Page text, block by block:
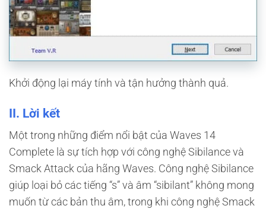
Khởi động lại máy tính và tận hưởng thành quả.
II. Lời kết
Một trong những điểm nổi bật của Waves 14
Complete là sự tích hợp với công nghệ Sibilance và
Smack Attack của hãng Waves. Công nghệ Sibilance
giúp loại bỏ các tiếng “s” và âm “sibilant” không mong
muốn từ các bản thu âm, trong khi công nghệ Smack